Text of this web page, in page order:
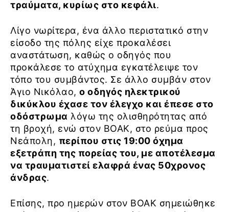
τραύματα, κυρίως στο κεφάλι.
Λίγο νωρίτερα, ένα άλλο περιστατικό στην
είσοδο της πόλης είχε προκαλέσει
αναστάτωση, καθώς ο οδηγός που
προκάλεσε το ατύχημα εγκατέλειψε τον
τόπο του συμβάντος. Σε άλλο συμβάν στον
Άγιο Νικόλαο, ο οδηγός ηλεκτρικού
δικύκλου έχασε τον έλεγχο και έπεσε στο
οδόστρωμα λόγω της ολισθηρότητας από
τη βροχή, ενώ στον ΒΟΑΚ, στο ρεύμα προς
Νεάπολη, περίπου στις 19:00 όχημα
εξετράπη της πορείας του, με αποτέλεσμα
να τραυματιστεί ελαφρά ένας 50χρονος
άνδρας.
Επίσης, προ ημερών στον ΒΟΑΚ σημειώθηκε